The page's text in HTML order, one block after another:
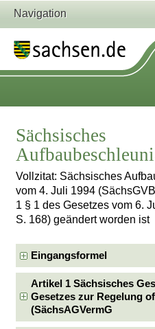
Navigation
Sächsisches
Vollzitat: Sächsisches
vom 4. Juli 1994
1 § 1 des Gesetzes vom 6.
S. 168) geändert worden ist
Eingangsformel
Artikel 1 Sächsisches
Gesetzes zur Regelung
(SächsAGVermG